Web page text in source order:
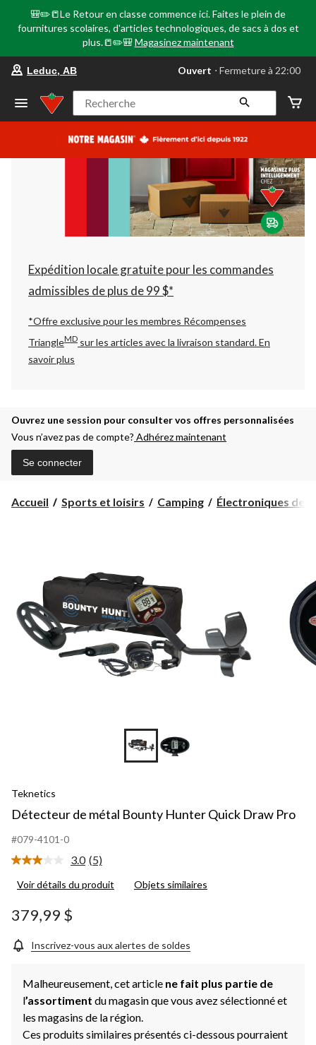
🎒✏️📒Le Retour en classe commence ici. Faites le plein de
fournitures scolaires, d'articles technologiques, de sacs à dos et
plus.📒✏️🎒 Magasinez maintenant
votre
préféré
Leduc,
AB,
courament
Fermeture
à
22:00
cliquer
pour
changer
Leduc, AB Ouvert ⋅ Fermeture à 22:00
Recherche
Expédition locale gratuite pour les commandes
admissibles de plus de 99 $*
*Offre exclusive pour les membres Récompenses
TriangleMD sur les articles avec la livraison standard.En
savoir plus
Ouvrez une session pour consulter vos offres personnalisées
Vous n’avez pas de compte? Adhérez maintenant
Se connecter
Accueil Sports et loisirs Camping Électroniques de
Teknetics
Détecteur de métal Bounty Hunter Quick Draw Pro
#079-4101-0
3.0 Lire
5
même
page.
(5)
Voir détails du produit Objets similaires
379,99 $
Inscrivez-vous aux alertes de soldes
Malheureusement, cet article ne fait plus partie de
l’assortiment du magasin que vous avez sélectionné et
les magasins de la région.
Ces produits similaires présentés ci-dessous pourraient